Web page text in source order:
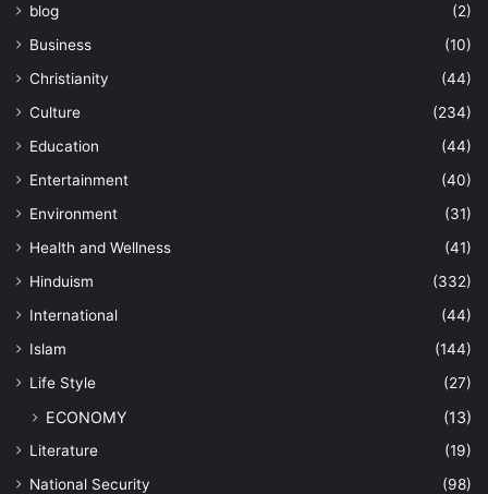
blog
(2)
Business
(10)
Christianity
(44)
Culture
(234)
Education
(44)
Entertainment
(40)
Environment
(31)
Health and Wellness
(41)
Hinduism
(332)
International
(44)
Islam
(144)
Life Style
(27)
ECONOMY (13)
Literature
(19)
National Security
(98)